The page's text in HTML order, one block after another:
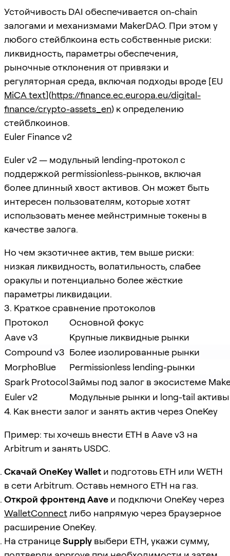
Устойчивость DAI обеспечивается on-chain
залогами и механизмами MakerDAO. При этом у
любого стейблкоина есть собственные риски:
ликвидность, параметры обеспечения,
рыночные отклонения от привязки и
регуляторная среда, включая подходы вроде [EU
MiCA text](https://finance.ec.europa.eu/digital-
finance/crypto-assets_en) к определению
стейблкоинов.
Euler Finance v2
Euler v2 — модульный lending-протокол с
поддержкой permissionless-рынков, включая
более длинный хвост активов. Он может быть
интересен пользователям, которые хотят
использовать менее мейнстримные токены в
качестве залога.
Но чем экзотичнее актив, тем выше риски:
низкая ликвидность, волатильность, слабее
оракулы и потенциально более жёсткие
параметры ликвидации.
3. Краткое сравнение протоколов
Протокол
Основной фокус
Aave v3
Крупные ликвидные рынки
Compound v3 Более изолированные рынки
MorphoBlue
Permissionless lending-рынки
Spark ProtocolЗаймы под залог в экосистеме
Euler v2
Модульные рынки и long-tail активы
4. Как внести залог и занять актив через OneKey
Пример: ты хочешь внести ETH в Aave v3 на
Arbitrum и занять USDC.
Скачай OneKey Wallet и подготовь ETH или WETH
в сети Arbitrum. Оставь немного ETH на газ.
Открой фронтенд Aave и подключи OneKey через
WalletConnectлибо напрямую через браузерное
расширение OneKey.
На страницеSupply выбери ETH, укажи сумму,